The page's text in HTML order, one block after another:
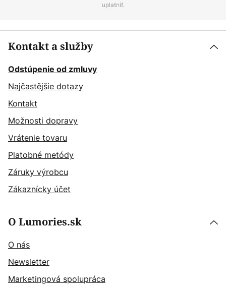
uplatniť.
Kontakt a služby
Odstúpenie od zmluvy
Najčastějšie dotazy
Kontakt
Možnosti dopravy
Vrátenie tovaru
Platobné metódy
Záruky výrobcu
Zákaznícky účet
O Lumories.sk
O nás
Newsletter
Marketingová spolupráca